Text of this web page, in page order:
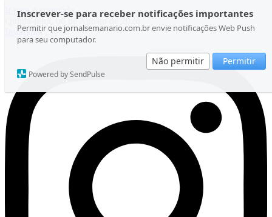
Inscrever-se para receber notificações importantes
Permitir que jornalsemanario.com.br envie notificações Web Push
para seu computador.
Não permitir Permitir
Powered by SendPulse
Ir para o conteúdo
Quinta-feira, 06 de Agosto de 2026
Instagram